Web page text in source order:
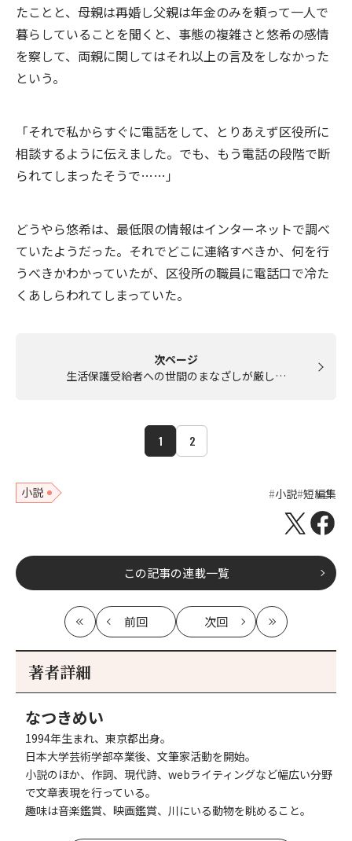
たことと、母親は再婚し父親は年金のみを頼って一人で
暮らしていることを聞くと、事態の複雑さと悠希の感情
を察して、両親に関してはそれ以上の言及をしなかった
という。
「それで私からすぐに電話をして、とりあえず区役所に
相談するように伝えました。でも、もう電話の段階で断
られてしまったそうで……」
どうやら悠希は、最低限の情報はインターネットで調べ
ていたようだった。それでどこに連絡すべきか、何を行
うべきかわかっていたが、区役所の職員に電話口で冷た
くあしらわれてしまっていた。
次ページ
生活保護受給者への世間のまなざしが厳し…
1 2
小説 小説 短編集
この記事の連載一覧
最
初
前回
記
次回
記
最
新
著者詳細
なつきめい
1994年生まれ、東京都出身。
日本大学芸術学部卒業後、文筆家活動を開始。
小説のほか、作詞、現代詩、webライティングなど幅広い分野
で文章表現を行っている。
趣味は音楽鑑賞、映画鑑賞、川にいる動物を眺めること。